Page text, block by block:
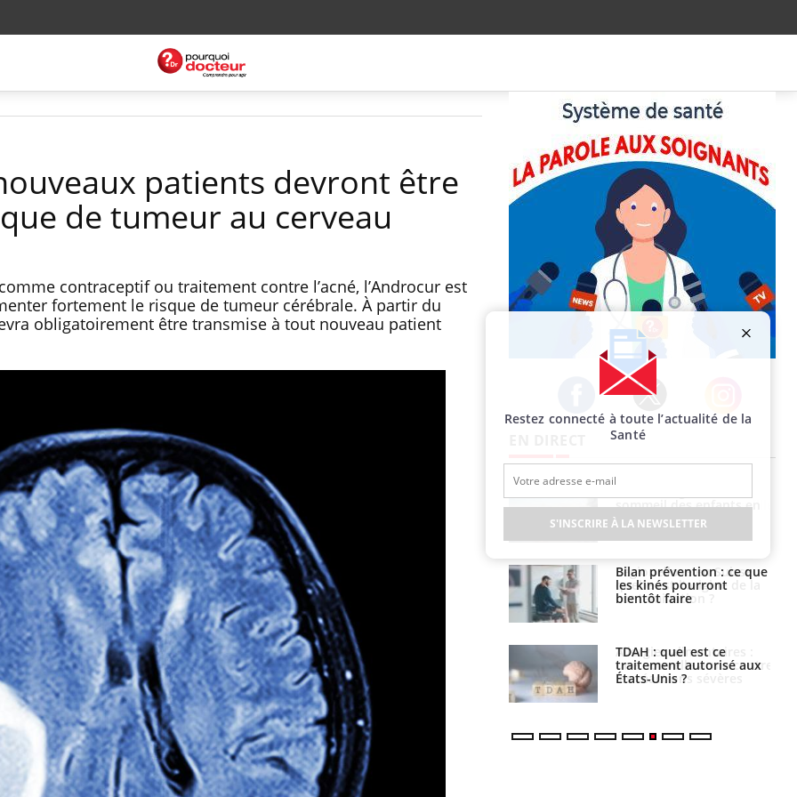
patients devront être
de tumeur au cerveau
contraceptif ou traitement contre l’acné, l’Androcur est
fortement le risque de tumeur cérébrale. À partir du
obligatoirement être transmise à tout nouveau patient
Facebook Twitter Instagram
Grossesse et chaleur : ce
que dit la science
Le smartphone nuit-il à
l'apprentissage de la
lecture ?
Mordue par une tique en
vacances, elle reste dans
le coma pendant 42 jours
barracuda, une petite fille
Allergies alimentaires :
une nouvelle arme contre
les réactions sévères
sommeil des enfants en
vacances ?
Bilan prévention : ce que
les kinés pourront
bientôt faire
TDAH : quel est ce
traitement autorisé aux
États-Unis ?
Restez connecté à toute l’actualité de la
Santé
S'INSCRIRE À LA NEWSLETTER